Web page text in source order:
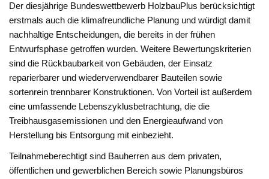
Der diesjährige Bundeswettbewerb HolzbauPlus berücksichtigt
erstmals auch die klimafreundliche Planung und würdigt damit
nachhaltige Entscheidungen, die bereits in der frühen
Entwurfsphase getroffen wurden. Weitere Bewertungskriterien
sind die Rückbaubarkeit von Gebäuden, der Einsatz
reparierbarer und wiederverwendbarer Bauteilen sowie
sortenrein trennbarer Konstruktionen. Von Vorteil ist außerdem
eine umfassende Lebenszyklusbetrachtung, die die
Treibhausgasemissionen und den Energieaufwand von
Herstellung bis Entsorgung mit einbezieht.
Teilnahmeberechtigt sind Bauherren aus dem privaten,
öffentlichen und gewerblichen Bereich sowie Planungsbüros